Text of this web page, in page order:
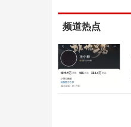
频道热点